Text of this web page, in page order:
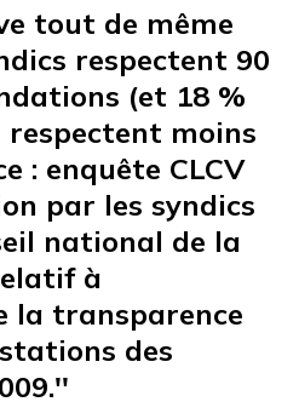
tout de même
respectent 90
(et 18 %
respectent moins
: enquête CLCV
par les syndics
national de la
à
la transparence
des